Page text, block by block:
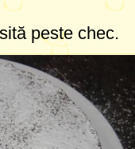
peste chec.